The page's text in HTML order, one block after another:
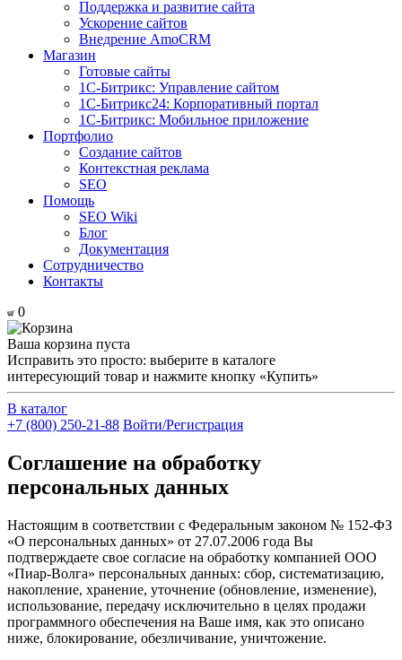
Поддержка и развитие сайта
Ускорение сайтов
Внедрение AmoCRM
Магазин
Готовые сайты
1С-Битрикс: Управление сайтом
1С-Битрикс24: Корпоративный портал
1С-Битрикс: Мобильное приложение
Портфолио
Создание сайтов
Контекстная реклама
SEO
Помощь
SEO Wiki
Блог
Документация
Сотрудничество
Контакты
0
Ваша корзина пуста
Исправить это просто: выберите в каталоге
интересующий товар и нажмите кнопку «Купить»
В каталог
+7 (800) 250-21-88 Войти/Регистрация
Соглашение на обработку
персональных данных
Настоящим в соответствии с Федеральным законом № 152-ФЗ
«О персональных данных» от 27.07.2006 года Вы
подтверждаете свое согласие на обработку компанией ООО
«Пиар-Волга» персональных данных: сбор, систематизацию,
накопление, хранение, уточнение (обновление, изменение),
использование, передачу исключительно в целях продажи
программного обеспечения на Ваше имя, как это описано
ниже, блокирование, обезличивание, уничтожение.